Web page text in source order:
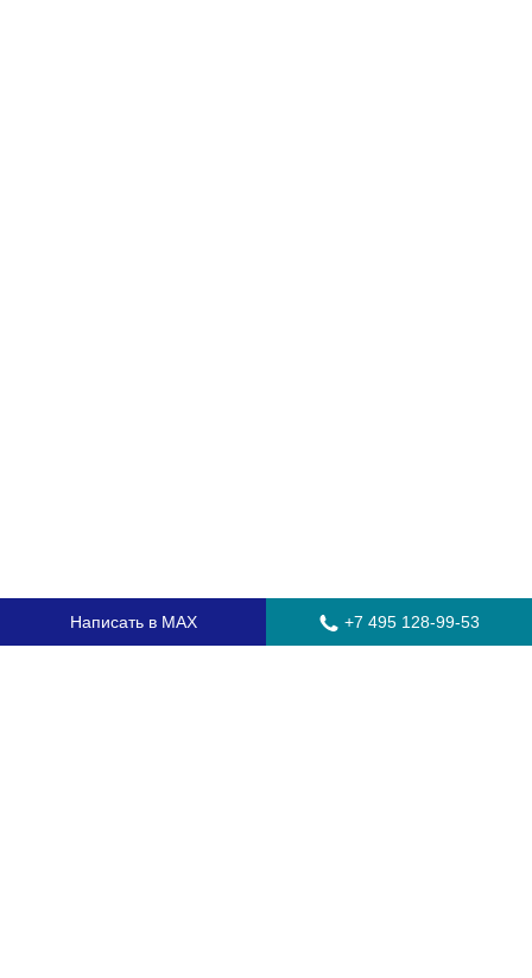
Главная
Написать в MAX +7 495 128-99-53